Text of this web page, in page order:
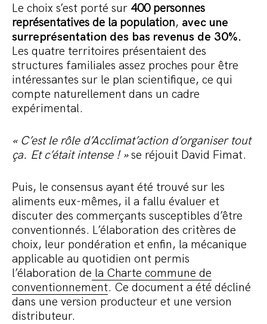
Le choix s’est porté sur 400 personnes
représentatives de la population, avec une
surreprésentation des bas revenus de 30%.
Les quatre territoires présentaient des
structures familiales assez proches pour être
intéressantes sur le plan scientifique, ce qui
compte naturellement dans un cadre
expérimental.
« C’est le rôle d’Acclimat’action d’organiser tout
ça. Et c’était intense ! »se réjouit David Fimat.
Puis, le consensus ayant été trouvé sur les
aliments eux-mêmes, il a fallu évaluer et
discuter des commerçants susceptibles d’être
conventionnés. L’élaboration des critères de
choix, leur pondération et enfin, la mécanique
applicable au quotidien ont permis
l’élaboration de la Charte commune de
conventionnement. Ce document a été décliné
dans une version producteur et une version
distributeur.